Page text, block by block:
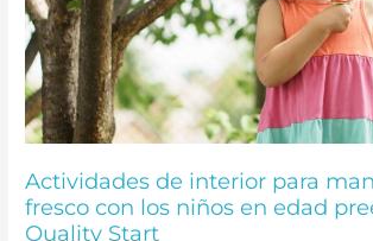
Actividades de interior para
fresco con los niños en edad
Quality Start